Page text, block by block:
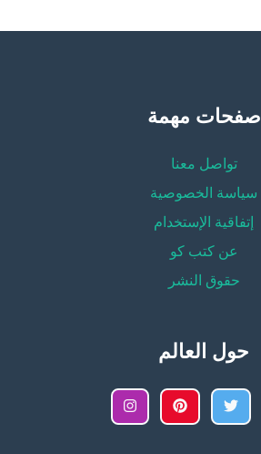
صفحات مهمة
تواصل معنا
سياسة الخصوصية
إتفاقية الإستخدام
عن كتب كو
حقوق النشر
حول العالم